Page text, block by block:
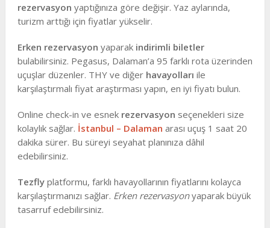
rezervasyon yaptığınıza göre değişir. Yaz aylarında,
turizm arttığı için fiyatlar yükselir.
Erken rezervasyon yaparak indirimli biletler
bulabilirsiniz. Pegasus, Dalaman’a 95 farklı rota üzerinden
uçuşlar düzenler. THY ve diğer havayolları ile
karşılaştırmalı fiyat araştırması yapın, en iyi fiyatı bulun.
Online check-in ve esnek rezervasyon seçenekleri size
kolaylık sağlar. İstanbul – Dalaman arası uçuş 1 saat 20
dakika sürer. Bu süreyi seyahat planınıza dâhil
edebilirsiniz.
Tezfly platformu, farklı havayollarının fiyatlarını kolayca
karşılaştırmanızı sağlar. Erken rezervasyonyaparak büyük
tasarruf edebilirsiniz.